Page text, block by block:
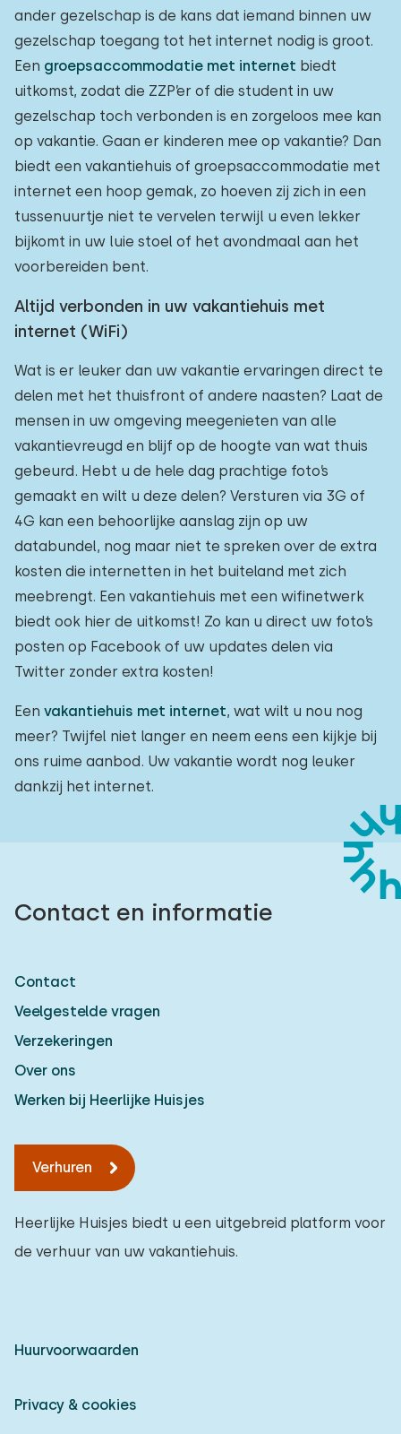
ander gezelschap is de kans dat iemand binnen uw
gezelschap toegang tot het internet nodig is groot.
Een groepsaccommodatie met internet biedt
uitkomst, zodat die ZZP’er of die student in uw
gezelschap toch verbonden is en zorgeloos mee kan
op vakantie. Gaan er kinderen mee op vakantie? Dan
biedt een vakantiehuis of groepsaccommodatie met
internet een hoop gemak, zo hoeven zij zich in een
tussenuurtje niet te vervelen terwijl u even lekker
bijkomt in uw luie stoel of het avondmaal aan het
voorbereiden bent.
Altijd verbonden in uw vakantiehuis met
internet (WiFi)
Wat is er leuker dan uw vakantie ervaringen direct te
delen met het thuisfront of andere naasten? Laat de
mensen in uw omgeving meegenieten van alle
vakantievreugd en blijf op de hoogte van wat thuis
gebeurd. Hebt u de hele dag prachtige foto’s
gemaakt en wilt u deze delen? Versturen via 3G of
4G kan een behoorlijke aanslag zijn op uw
databundel, nog maar niet te spreken over de extra
kosten die internetten in het buiteland met zich
meebrengt. Een vakantiehuis met een wifinetwerk
biedt ook hier de uitkomst! Zo kan u direct uw foto’s
posten op Facebook of uw updates delen via
Twitter zonder extra kosten!
Een vakantiehuis met internet, wat wilt u nou nog
meer? Twijfel niet langer en neem eens een kijkje bij
ons ruime aanbod. Uw vakantie wordt nog leuker
dankzij het internet.
Contact en informatie
Contact
Veelgestelde vragen
Verzekeringen
Over ons
Werken bij Heerlijke Huisjes
Verhuren
Heerlijke Huisjes biedt u een uitgebreid platform voor
de verhuur van uw vakantiehuis.
Huurvoorwaarden
Privacy & cookies